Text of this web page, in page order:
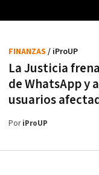
La Justicia
de WhatsApp y
usuarios
FINANZAS / iProUP
PoriProUP